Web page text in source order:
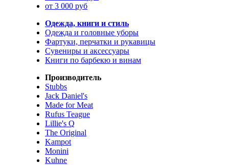
от 3 000 руб
Одежда, книги и стиль
Одежда и головные уборы
Фартуки, перчатки и рукавицы
Сувениры и аксессуары
Книги по барбекю и винам
Производитель
Stubbs
Jack Daniel's
Made for Meat
Rufus Teague
Lillie's Q
The Original
Kampot
Monini
Kuhne